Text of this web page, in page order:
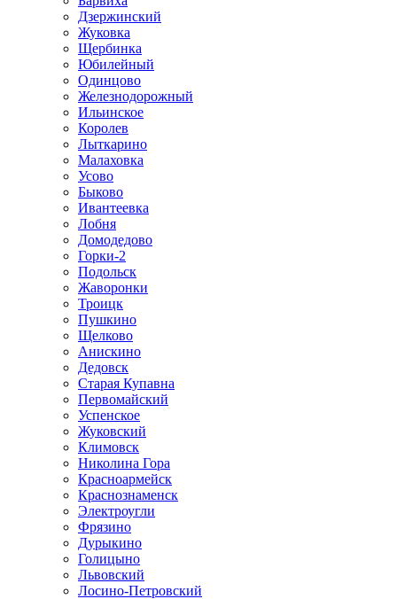
Дзержинский
Жуковка
Щербинка
Юбилейный
Одинцово
Железнодорожный
Ильинское
Королев
Лыткарино
Малаховка
Усово
Быково
Ивантеевка
Лобня
Домодедово
Горки-2
Подольск
Жаворонки
Троицк
Пушкино
Щелково
Анискино
Дедовск
Старая Купавна
Первомайский
Успенское
Жуковский
Климовск
Николина Гора
Красноармейск
Краснознаменск
Электроугли
Фрязино
Дурыкино
Голицыно
Львовский
Лосино-Петровский